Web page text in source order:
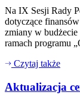
Na IX Sesji Rady
dotyczące
zmiany w
ramach programu
Czytaj także
Aktualizacja